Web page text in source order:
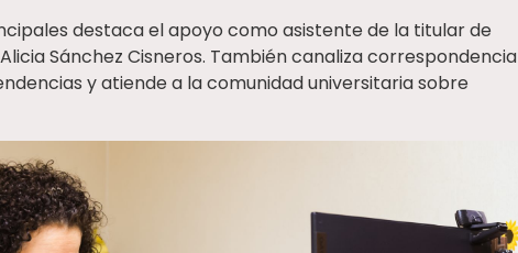
destaca el apoyo como asistente de la titular de
Sánchez Cisneros. También canaliza correspondencia
y atiende a la comunidad universitaria sobre